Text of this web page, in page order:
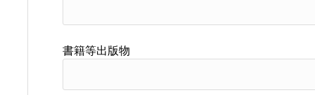
書籍等出版物